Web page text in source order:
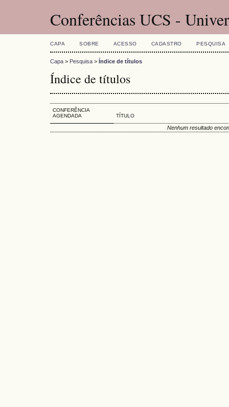
Conferências UCS -
CAPA SOBRE ACESSO CADASTRO PESQUISA
Capa > Pesquisa > Índice de títulos
Índice de títulos
CONFERÊNCIA
AGENDADA
TÍTULO
Nenhum resultado